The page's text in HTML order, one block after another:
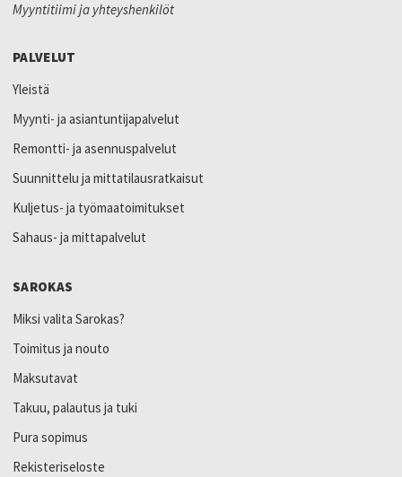
Myyntitiimi ja yhteyshenkilöt
PALVELUT
Yleistä
Myynti- ja asiantuntijapalvelut
Remontti- ja asennuspalvelut
Suunnittelu ja mittatilausratkaisut
Kuljetus- ja työmaatoimitukset
Sahaus- ja mittapalvelut
SAROKAS
Miksi valita Sarokas?
Toimitus ja nouto
Maksutavat
Takuu, palautus ja tuki
Pura sopimus
Rekisteriseloste